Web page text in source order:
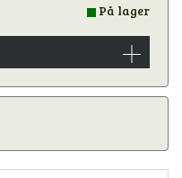
På lager